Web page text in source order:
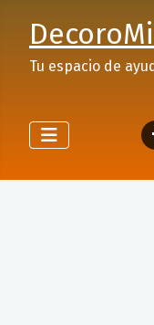
Tu espacio de